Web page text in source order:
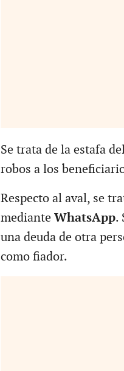
Se trata de la estafa
robos a los
Respecto al aval, se
mediante WhatsApp.
una deuda de otra
como fiador.